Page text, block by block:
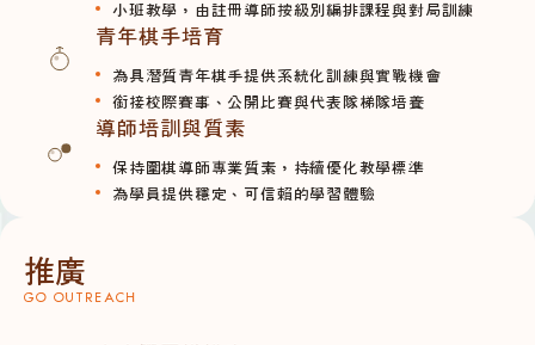
小班教學，由註冊導師按級別編排課程與對局訓練
青年棋手培育
為具潛質青年棋手提供系統化訓練與實戰機會
銜接校際賽事、公開比賽與代表隊梯隊培養
導師培訓與質素
保持圍棋導師專業質素，持續優化教學標準
為學員提供穩定、可信賴的學習體驗
推廣
GO OUTREACH